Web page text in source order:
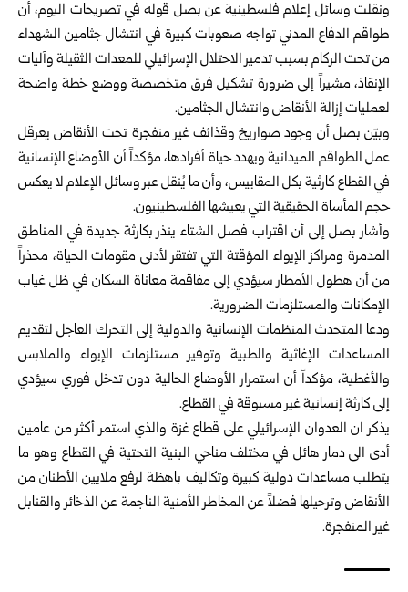
ونقلت وسائل إعلام فلسطينية عن بصل قوله في تصريحات اليوم، أن
طواقم الدفاع المدني تواجه صعوبات كبيرة في انتشال جثامين الشهداء
من تحت الركام بسبب تدمير الاحتلال الإسرائيلي للمعدات الثقيلة وآليات
الإنقاذ، مشيراً إلى ضرورة تشكيل فرق متخصصة ووضع خطة واضحة
لعمليات إزالة الأنقاض وانتشال الجثامين.
وبيّن بصل أن وجود صواريخ وقذائف غير منفجرة تحت الأنقاض يعرقل
عمل الطواقم الميدانية ويهدد حياة أفرادها، مؤكداً أن الأوضاع الإنسانية
في القطاع كارثية بكل المقاييس، وأن ما يُنقل عبر وسائل الإعلام لا يعكس
حجم المأساة الحقيقية التي يعيشها الفلسطينيون.
وأشار بصل إلى أن اقتراب فصل الشتاء ينذر بكارثة جديدة في المناطق
المدمرة ومراكز الإيواء المؤقتة التي تفتقر لأدنى مقومات الحياة، محذراً
من أن هطول الأمطار سيؤدي إلى مفاقمة معاناة السكان في ظل غياب
الإمكانات والمستلزمات الضرورية.
ودعا المتحدث المنظمات الإنسانية والدولية إلى التحرك العاجل لتقديم
المساعدات الإغاثية والطبية وتوفير مستلزمات الإيواء والملابس
والأغطية، مؤكداً أن استمرار الأوضاع الحالية دون تدخل فوري سيؤدي
إلى كارثة إنسانية غير مسبوقة في القطاع.
يذكر ان العدوان الإسرائيلي على قطاع غزة والذي استمر أكثر من عامين
أدى الى دمار هائل في مختلف مناحي البنية التحتية في القطاع وهو ما
يتطلب مساعدات دولية كبيرة وتكاليف باهظة لرفع ملايين الأطنان من
الأنقاض وترحيلها فضلاً عن المخاطر الأمنية الناجمة عن الذخائر والقنابل
غير المنفجرة.